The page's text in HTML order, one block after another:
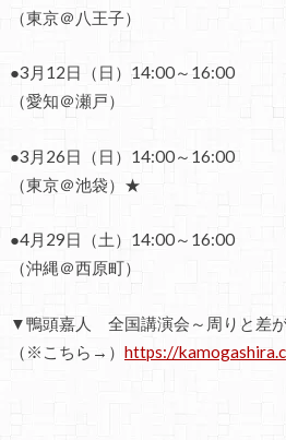
（東京＠八王子）
●3月12日（日）14:00～16:00
（愛知＠瀬戸）
●3月26日（日）14:00～16:00
（東京＠池袋）★
●4月29日（土）14:00～16:00
（沖縄＠西原町）
▼鴨頭嘉人 全国講演会～周りと差
（※こちら→） https://